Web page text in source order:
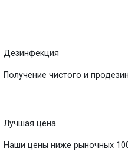
Дезинфекция
Получение чистого и
Лучшая цена
Наши цены ниже рыночных